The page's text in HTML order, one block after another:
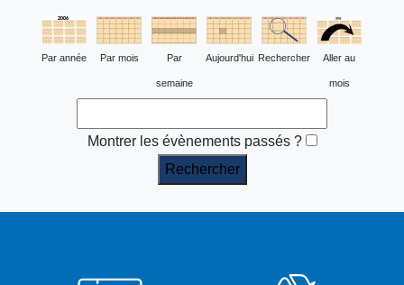
Par année Par mois Par
semaine
Aujourd'hui Rechercher Aller au
mois
Montrer les évènements passés ?